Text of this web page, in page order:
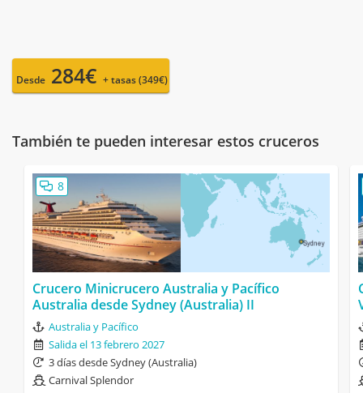
Desde 284€ + tasas (349€)
También te pueden interesar estos cruceros
8
Crucero Minicrucero Australia y Pacífico
Australia desde Sydney (Australia) II
Australia y Pacífico
Salida el 13 febrero 2027
3 días desde Sydney (Australia)
Carnival Splendor